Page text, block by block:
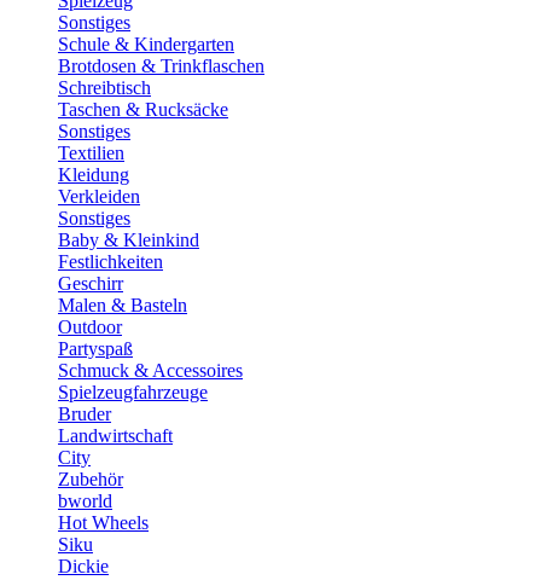
Sonstiges
Schule & Kindergarten
Brotdosen & Trinkflaschen
Schreibtisch
Taschen & Rucksäcke
Sonstiges
Textilien
Kleidung
Verkleiden
Sonstiges
Baby & Kleinkind
Festlichkeiten
Geschirr
Malen & Basteln
Outdoor
Partyspaß
Schmuck & Accessoires
Spielzeugfahrzeuge
Bruder
Landwirtschaft
City
Zubehör
bworld
Hot Wheels
Siku
Dickie